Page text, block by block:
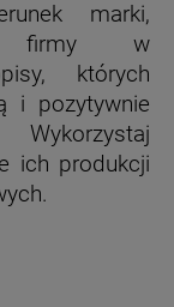
marki,
firmy w
których
i pozytywnie
ich produkcji